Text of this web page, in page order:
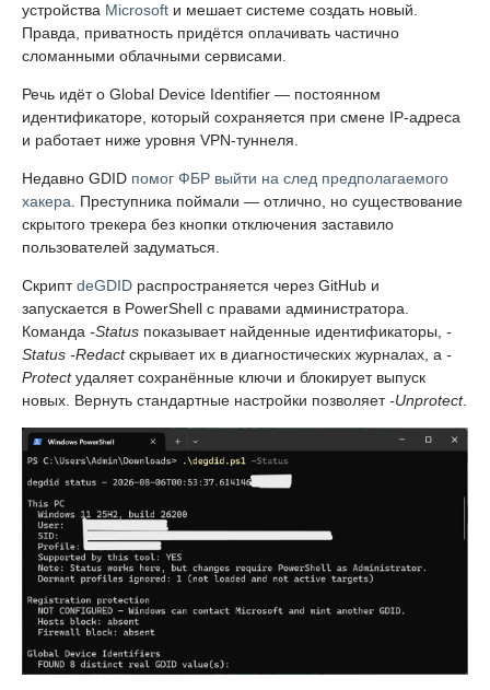
устройства Microsoft и мешает системе создать новый.
Правда, приватность придётся оплачивать частично
сломанными облачными сервисами.
Речь идёт о Global Device Identifier — постоянном
идентификаторе, который сохраняется при смене IP-адреса
и работает ниже уровня VPN-туннеля.
Недавно GDID помог ФБР выйти на след предполагаемого
хакера. Преступника поймали — отлично, но существование
скрытого трекера без кнопки отключения заставило
пользователей задуматься.
СкриптdeGDID распространяется через GitHub и
запускается в PowerShell с правами администратора.
Команда -Status показывает найденные идентификаторы, -
Status -Redactскрывает их в диагностических журналах, а -
Protectудаляет сохранённые ключи и блокирует выпуск
новых. Вернуть стандартные настройки позволяет-Unprotect.